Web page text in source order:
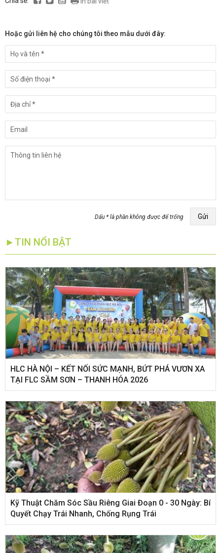
Hoặc gửi liên hệ cho chúng tôi theo mẫu dưới đây:
Dấu * là phần không được để trống Gửi
►TIN NỔI BẬT
HLC HÀ NỘI – KẾT NỐI SỨC MẠNH, BỨT PHÁ VƯƠN XA
TẠI FLC SẦM SƠN – THANH HÓA 2026
Kỹ Thuật Chăm Sóc Sầu Riêng Giai Đoạn 0 - 30 Ngày: Bí
Quyết Chạy Trái Nhanh, Chống Rụng Trái